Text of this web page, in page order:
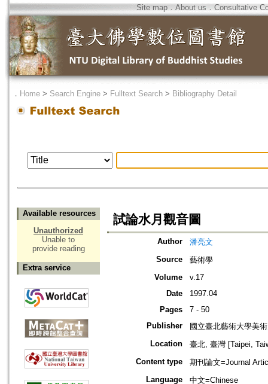
Site map．About us ． Consultative
． Home > Search Engine > Fulltext Search > Bibliography Detail
Available resources
Unauthorized
Unable to
provide reading
Extra service
試論水月觀音圖
Author
潘亮文
Source
藝術學
Volume
v.17
Date
1997.04
Pages
7 - 50
Publisher
國立臺北藝術大學美
Location
臺北, 臺灣 [Taipei,
Content type
期刊論文=Journal
Language
中文=Chinese